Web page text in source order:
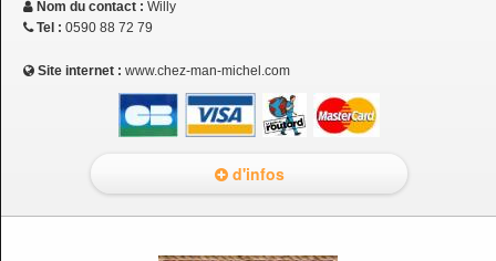
Nom du contact : Willy
Tel : 0590 88 72 79
Site internet : www.chez-man-michel.com
d'infos